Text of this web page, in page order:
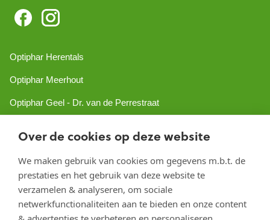
Over de cookies op deze website
We maken gebruik van cookies om gegevens m.b.t. de
prestaties en het gebruik van deze website te
verzamelen & analyseren, om sociale
netwerkfunctionaliteiten aan te bieden en onze content
Optiphar Herentals
Optiphar Meerhout
Optiphar Geel - Dr. van de Perrestraat
Optiphar Mol
Copyright 2026 optiphar.com. Alle rechten voorbehouden